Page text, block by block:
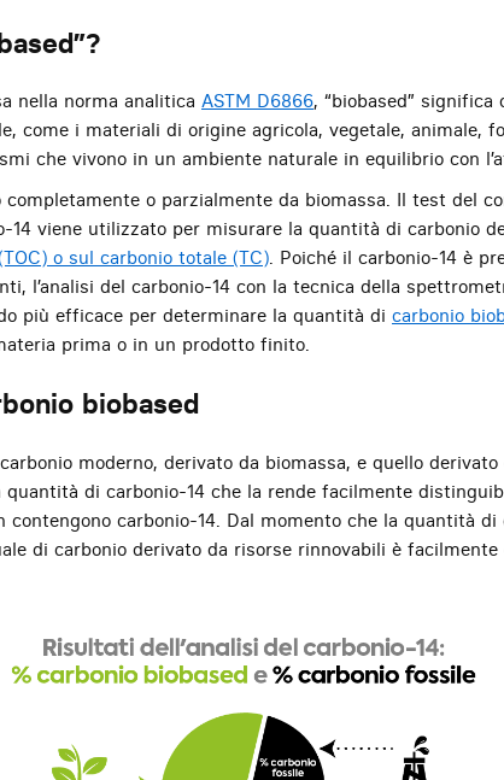
nella norma analitica ASTM D6866, “biobased”
come i materiali di origine agricola, vegetale, animale,
che vivono in un ambiente naturale in equilibrio con
o parzialmente da biomassa. Il test del
14 viene utilizzato per misurare la quantità di carbonio
o sul carbonio totale (TC). Poiché il carbonio-14 è
l’analisi del carbonio-14 con la tecnica della
più efficace per determinare la quantità di carbonio
prima o in un prodotto finito.
biobased
moderno, derivato da biomassa, e quello
quantità di carbonio-14 che la rende facilmente
carbonio-14. Dal momento che la quantità di
di carbonio derivato da risorse rinnovabili è